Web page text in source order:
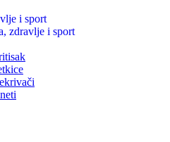
i sport
zdravlje i sport